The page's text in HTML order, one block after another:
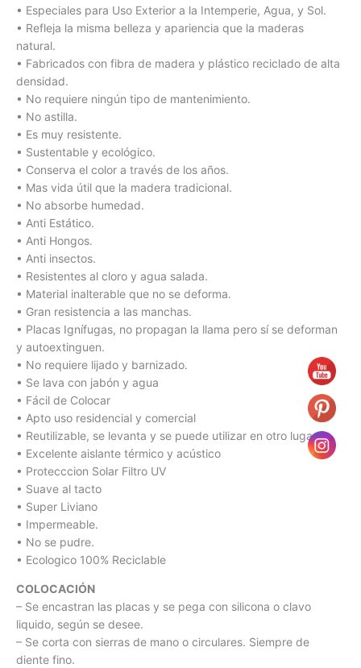
• Especiales para Uso Exterior a la Intemperie, Agua, y Sol.
• Refleja la misma belleza y apariencia que la maderas
natural.
• Fabricados con fibra de madera y plástico reciclado de alta
densidad.
• No requiere ningún tipo de mantenimiento.
• No astilla.
• Es muy resistente.
• Sustentable y ecológico.
• Conserva el color a través de los años.
• Mas vida útil que la madera tradicional.
• No absorbe humedad.
• Anti Estático.
• Anti Hongos.
• Anti insectos.
• Resistentes al cloro y agua salada.
• Material inalterable que no se deforma.
• Gran resistencia a las manchas.
• Placas Ignífugas, no propagan la llama pero sí se deforman
y autoextinguen.
• No requiere lijado y barnizado.
• Se lava con jabón y agua
• Fácil de Colocar
• Apto uso residencial y comercial
• Reutilizable, se levanta y se puede utilizar en otro lugar
• Excelente aislante térmico y acústico
• Protecccion Solar Filtro UV
• Suave al tacto
• Super Liviano
• Impermeable.
• No se pudre.
• Ecologico 100% Reciclable
COLOCACIÓN
– Se encastran las placas y se pega con silicona o clavo
liquido, según se desee.
– Se corta con sierras de mano o circulares. Siempre de
diente fino.